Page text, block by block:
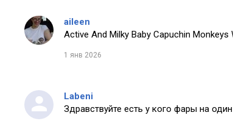
aileen
Active And Milky Baby Capuchin
1 янв 2026
Labeni
Здравствуйте есть у кого фары на